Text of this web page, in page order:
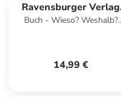
Ravensburger Verlag
GmbH
Buch - Wieso? Weshalb?
14,99 €